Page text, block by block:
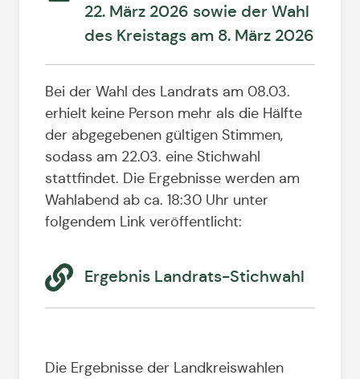
22. März 2026 sowie der Wahl
des Kreistags am 8. März 2026
Bei der Wahl des Landrats am 08.03.
erhielt keine Person mehr als die Hälfte
der abgegebenen gültigen Stimmen,
sodass am 22.03. eine Stichwahl
stattfindet. Die Ergebnisse werden am
Wahlabend ab ca. 18:30 Uhr unter
folgendem Link veröffentlicht:
Ergebnis Landrats-Stichwahl
Die Ergebnisse der Landkreiswahlen